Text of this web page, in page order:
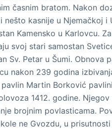
im časnim bratom. Nakon
nešto kasnije u Njemačkoj i
Kamensko u Karlovcu.
svoj stari samostan
Sv. Petar u Šumi. Obnova
nakon 239 godina
Martin Borković
1412. godine.
brojnim povlasticama.
ne Gvozdu, u